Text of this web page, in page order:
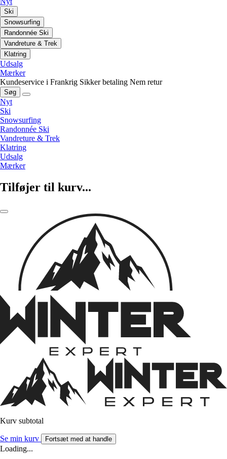
Ski
Snowsurfing
Randonnée Ski
Vandreture & Trek
Klatring
Udsalg
Mærker
Kundeservice i Frankrig Sikker betaling Nem retur
Søg
Nyt
Ski
Snowsurfing
Randonnée Ski
Vandreture & Trek
Klatring
Udsalg
Mærker
Tilføjer til kurv...
Kurv subtotal
Se min kurv Fortsæt med at handle
Loading...